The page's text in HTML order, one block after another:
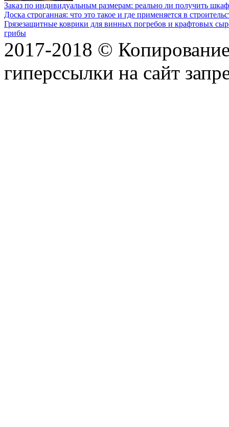
Заказ по индивидуальным размерам: реально ли получить
Доска строганная: что это такое и где применяется в
Грязезащитные коврики для винных погребов и крафтовых
грибы
2017-2018 ©
гиперссылки на сайт